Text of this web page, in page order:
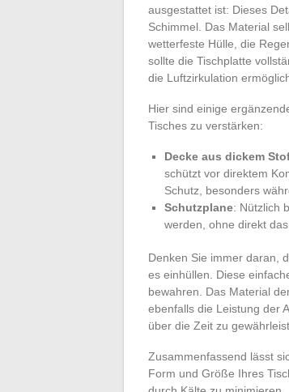
ausgestattet ist: Dieses
Schimmel. Das Material
wetterfeste Hülle, die
sollte die Tischplatte
die Luftzirkulation
Hier sind einige
Tisches zu verstärken:
Decke aus dickem
schützt vor direktem
Schutz, besonders
Schutzplane: Nützlich
werden, ohne direkt
Denken Sie immer daran,
es einhüllen. Diese
bewahren. Das Material
ebenfalls die Leistung der
über die Zeit zu
Zusammenfassend lässt
Form und Größe Ihres